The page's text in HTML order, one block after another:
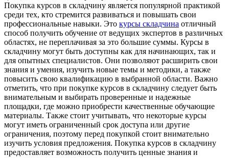
Покупка курсов в складчину является популярной практикой
среди тех, кто стремится развиваться и повышать свои
профессиональные навыки. Это курсы складчина отличный
способ получить обучение от ведущих экспертов в различных
областях, не переплачивая за это большие суммы. Курсы в
складчину могут быть доступны как для начинающих, так и
для опытных специалистов. Они позволяют расширить свои
знания и умения, изучить новые темы и методики, а также
повысить свою квалификацию в выбранной области. Важно
отметить, что при покупке курсов в складчину следует быть
внимательным и выбирать проверенные и надежные
площадки, где можно приобрести качественные обучающие
материалы. Также стоит учитывать, что некоторые курсы
могут иметь ограниченный срок доступа или другие
ограничения, поэтому перед покупкой стоит внимательно
изучить условия предложения. Покупка курсов в складчину
предоставляет возможность получить ценные знания и